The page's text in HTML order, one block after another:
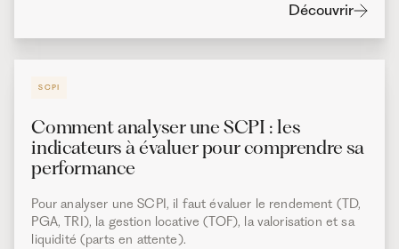
Découvrir
SCPI
Comment analyser une SCPI : les
indicateurs à évaluer pour comprendre sa
performance
Pour analyser une SCPI, il faut évaluer le rendement (TD,
PGA, TRI), la gestion locative (TOF), la valorisation et sa
liquidité (parts en attente).